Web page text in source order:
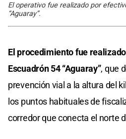
El operativo fue realizado por
“Aguaray”.
El procedimiento fue
Escuadrón 54 “Aguaray”, que
prevención vial a la altura del
los puntos habituales de
corredor que conecta el norte